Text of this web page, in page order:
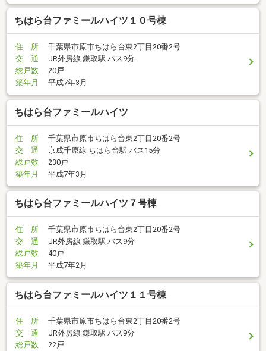
ちはら台ファミールハイツ１０号棟
住 所
千葉県市原市ちはら台東2丁目20番2号
交 通
JR外房線 鎌取駅 バス9分
総戸数
20戸
築年月
平成7年3月
ちはら台ファミールハイツ
住 所
千葉県市原市ちはら台東2丁目20番2号
交 通
京成千原線 ちはら台駅 バス15分
総戸数
230戸
築年月
平成7年3月
ちはら台ファミールハイツ７号棟
住 所
千葉県市原市ちはら台東2丁目20番2号
交 通
JR外房線 鎌取駅 バス9分
総戸数
40戸
築年月
平成7年2月
ちはら台ファミールハイツ１１号棟
住 所
千葉県市原市ちはら台東2丁目20番2号
交 通
JR外房線 鎌取駅 バス9分
総戸数
22戸